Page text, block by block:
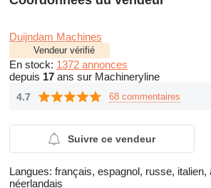
Duijndam Machines
Vendeur vérifié
En stock: 1372 annonces
depuis 17 ans sur Machineryline
4.7 68 commentaires
Suivre ce vendeur
Langues: français, espagnol, russe, italien,
néerlandais